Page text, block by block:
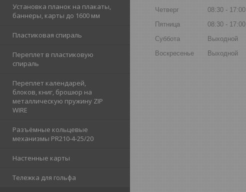
Установка планок на плакаты,
баннеры, карты до 1600 мм
Пластиковая спираль
Переплет в пластиковую
спираль
Переплет календарей,
блоков, книг, брошюр на
металлическую пружину ZIP
WIRE
Разъёмные кольцевые
механизмы PR210-4-25/20
Настенные карты
Тележка для гольфа
Четверг
08:30 17:00
Пятница
08:30 17:00
Суббота
Выходной
Воскресенье
Выходной